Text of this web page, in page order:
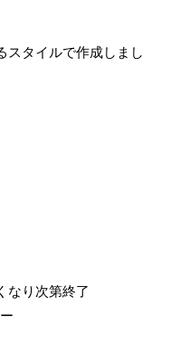
スタイルで作成しまし
なり次第終了